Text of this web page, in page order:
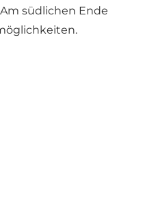
südlichen Ende